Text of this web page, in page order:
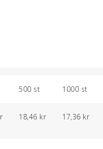
500 st 1000 st
18,46 kr 17,36 kr